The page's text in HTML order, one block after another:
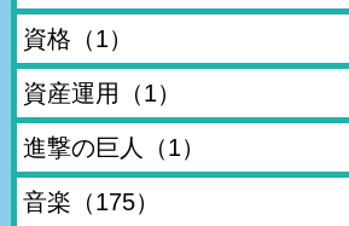
資格 （1）
資産運用 （1）
進撃の巨人 （1）
音楽 （175）